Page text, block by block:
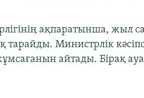
ақпаратынша, жыл
Министрлік
айтады. Бірақ